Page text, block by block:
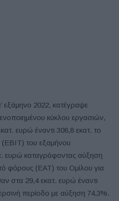
εξάμηνο 2022, κατέγραψε
κύκλου εργασιών,
ευρώ έναντι 308,8 εκατ. το
(ΕΒΙΤ) του εξαμήνου
ευρώ καταγράφοντας αύξηση
φόρους (ΕΑΤ) του Ομίλου για
στα 29,4 εκατ. ευρώ έναντι
περίοδο με αύξηση 74,3%.